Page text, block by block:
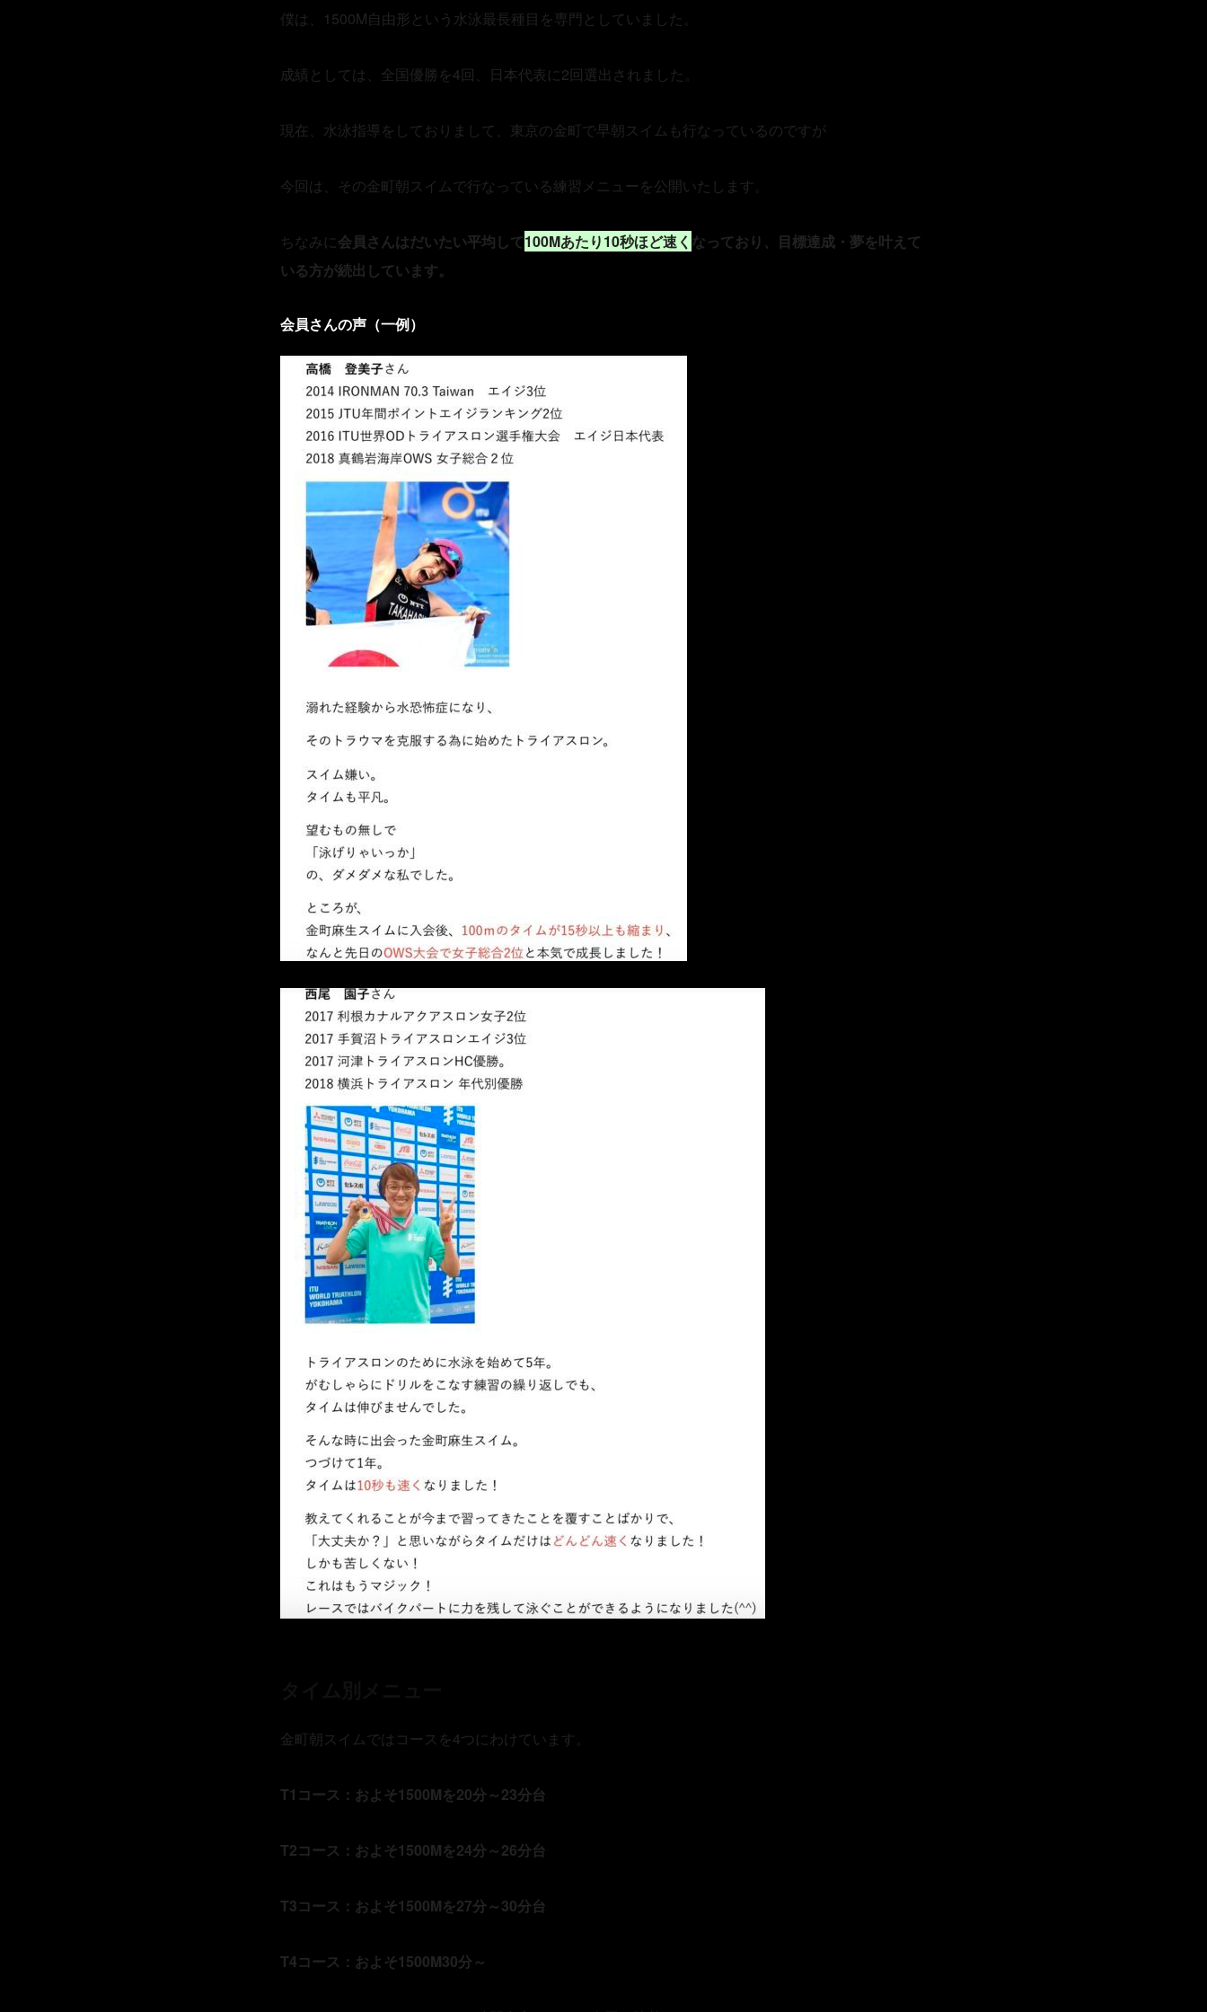
僕は、 1500M自由形という水泳最長種目を専門としていました。
成績としては、全国優勝を4回、日本代表に 2回選出されました。
現在、水泳指導をしておりまして、東京の金町で早朝スイムも行なっているのですが
今回は、その金町朝スイムで行なっている練習メニューを公開いたします。
ちなみに 会員さんはだいたい平均して100Mあたり10秒ほど速く なっており、目標達成・夢を叶えて
いる方が続出しています。
会員さんの声（一例）
金町朝スイムではコースを4つにわけています。
T1 コース：およそ1500Mを20分～23分台
T2コース：およそ1500Mを24分～26分台
T3コース：およそ1500Mを27分～30分台
T4コース：およそ1500M30分～